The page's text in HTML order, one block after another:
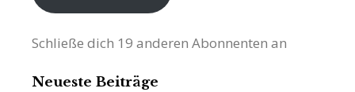
Schließe dich 19 anderen Abonnenten an
Neueste Beiträge